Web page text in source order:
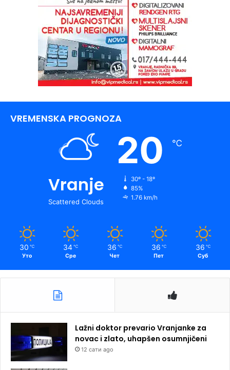
VREMENSKA PROGNOZA
Vranje
Scattered Clouds
20 ℃
30º - 18º
85%
1.76 km/h
30 ℃
Уто
34 ℃
Сре
36 ℃
Чет
36 ℃
Пет
36 ℃
Суб
Lažni doktor prevario Vranjanke za
novac i zlato, uhapšen osumnjičeni
12 сати ago